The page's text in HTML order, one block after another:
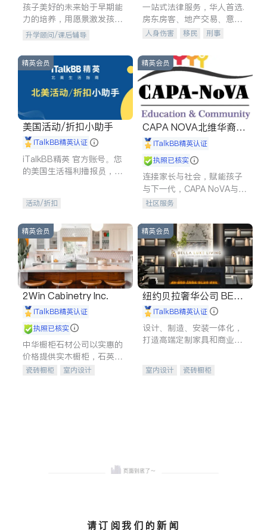
孩子美好的未来始于早期能
力的培养，用愿景激发孩子
的学习潜力和动力。理念：
拥有成长型心态是成功的基
石。
升学顾问/课后辅导
一站式法律服务，华人首选.
房东房客、地产交易、意外
伤害、车祸重伤、商业诉
建筑合同、刑事案件全包办
人身伤害 移民
刑事
信托/遗嘱
商业
索赔
律师-其它 保释
精英会员
美国活动/折扣小助手
iTalkBB精英认证
iTalkBB精英 官方账号。您
的美国生活福利播报员，精
专属福利。
活动/折扣
精英会员
CAPA NOVA北维华裔家
长会iTalkBB精英认证
执照已核实
连接家长与社会，赋能孩子
与下一代，CAPA NoVA与您
携手建设包容、公平、充满
社区服务
精英会员
2Win Cabinetry Inc.
iTalkBB精英认证
执照已核实
中华橱柜石材公司以实惠的
价格提供实木橱柜，石英石
台面，多种优质不锈钢水
瓷砖橱柜
室内设计
精英会员
纽约贝拉奢华公司 BELL
A LUXE
iTalkBB精英认证
设计、制造、安装一体化，
打造高端定制家具和商业空
室内设计
瓷砖橱柜
请订阅我们的新闻